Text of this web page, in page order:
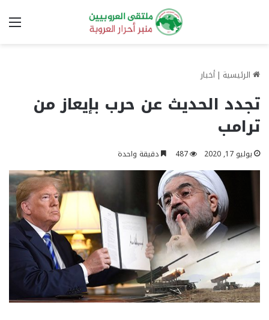
الرئيسية | أخبار
تجدد الحديث عن حرب بإيعاز من
ترامب
يوليو 17, 2020 487 دقيقة واحدة